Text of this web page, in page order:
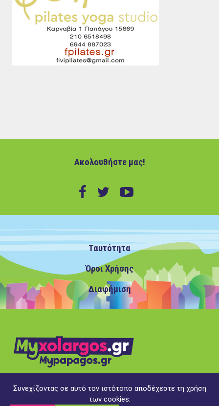
Ακολουθήστε μας!
Ταυτότητα
Όροι Χρήσης
Διαφήμιση
Copyright ©2020 MyXolargos.gr/MyPapagos.gr, με την
Συνεχίζοντας σε αυτό τον ιστότοπο αποδέχεστε τη χρήση
των cookies.